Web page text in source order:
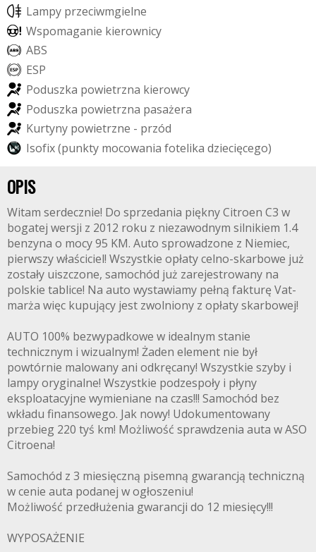
Lampy przeciwmgielne
Wspomaganie kierownicy
ABS
ESP
Poduszka powietrzna kierowcy
Poduszka powietrzna pasażera
Kurtyny powietrzne - przód
Isofix(punkty mocowania fotelika dziecięcego)
OPIS
Witam serdecznie! Do sprzedania piękny Citroen C3 w
bogatej wersji z 2012 roku z niezawodnym silnikiem 1.4
benzyna o mocy 95 KM. Auto sprowadzone z Niemiec,
pierwszy właściciel! Wszystkie opłaty celno-skarbowe już
zostały uiszczone, samochód już zarejestrowany na
polskie tablice! Na auto wystawiamy pełną fakturę Vat-
marża więc kupujący jest zwolniony z opłaty skarbowej!
AUTO 100% bezwypadkowe w idealnym stanie
technicznym i wizualnym! Żaden element nie był
powtórnie malowany ani odkręcany! Wszystkie szyby i
lampy oryginalne! Wszystkie podzespoły i płyny
eksploatacyjne wymieniane na czas!!! Samochód bez
wkładu finansowego. Jak nowy! Udokumentowany
przebieg 220 tyś km! Możliwość sprawdzenia auta w ASO
Citroena!
Samochód z 3 miesięczną pisemną gwarancją techniczną
w cenie auta podanej w ogłoszeniu!
Możliwość przedłużenia gwarancji do 12 miesięcy!!!
WYPOSAŻENIE